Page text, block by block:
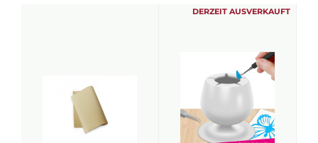
DERZEIT AUSVERKAUFT